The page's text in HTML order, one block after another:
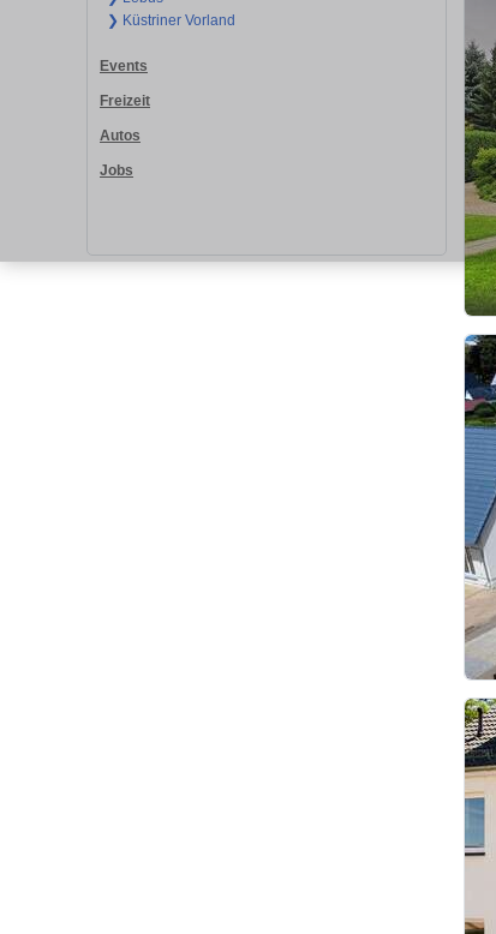
❯ Küstriner Vorland
Events
Freizeit
Autos
Jobs